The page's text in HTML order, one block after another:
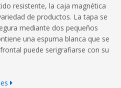
resistente, la caja magnética
de productos. La tapa se
mediante dos pequeños
una espuma blanca que se
puede serigrafiarse con su